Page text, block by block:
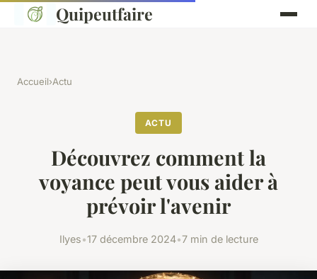
Quipeutfaire
Accueil›Actu
ACTU
Découvrez comment la
voyance peut vous aider à
prévoir l'avenir
Ilyes•17 décembre 2024•7 min de lecture